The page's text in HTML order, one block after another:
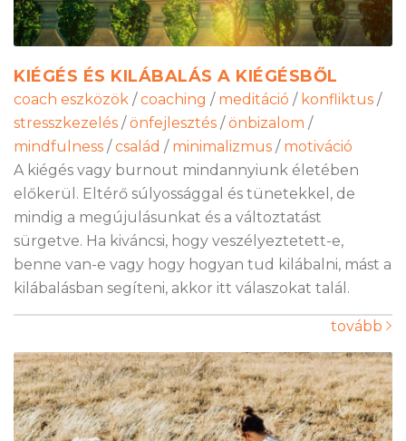
KIÉGÉS ÉS KILÁBALÁS A KIÉGÉSBŐL
coach eszközök / coaching / meditáció / konfliktus /
stresszkezelés / önfejlesztés / önbizalom /
mindfulness / család / minimalizmus / motiváció
A kiégés vagy burnout mindannyiunk életében
előkerül. Eltérő súlyossággal és tünetekkel, de
mindig a megújulásunkat és a változtatást
sürgetve. Ha kiváncsi, hogy veszélyeztetett-e,
benne van-e vagy hogy hogyan tud kilábalni, mást a
kilábalásban segíteni, akkor itt válaszokat talál.
tovább